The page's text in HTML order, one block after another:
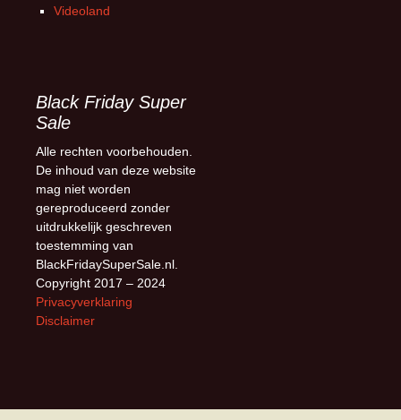
Videoland
Black Friday Super
Sale
Alle rechten voorbehouden.
De inhoud van deze website
mag niet worden
gereproduceerd zonder
uitdrukkelijk geschreven
toestemming van
BlackFridaySuperSale.nl.
Copyright 2017 – 2024
Privacyverklaring
Disclaimer